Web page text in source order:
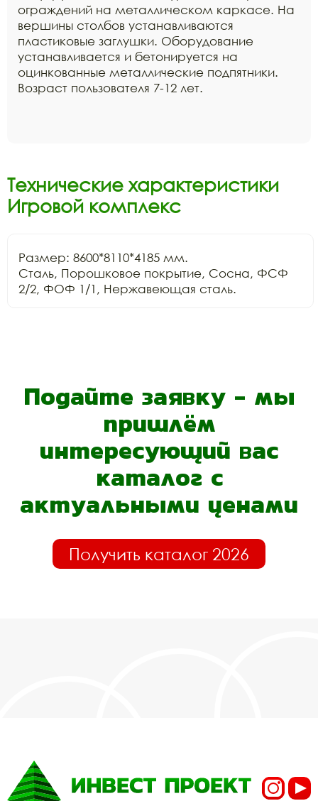
ограждений на металлическом каркасе. На
вершины столбов устанавливаются
пластиковые заглушки. Оборудование
устанавливается и бетонируется на
оцинкованные металлические подпятники.
Возраст пользователя 7-12 лет.
Технические характеристики
Игровой комплекс
Размер: 8600*8110*4185 мм.
Сталь, Порошковое покрытие, Сосна, ФСФ
2/2, ФОФ 1/1, Нержавеющая сталь.
Подайте заявку - мы
пришлём
интересующий вас
каталог с
актуальными ценами
Получить каталог 2026